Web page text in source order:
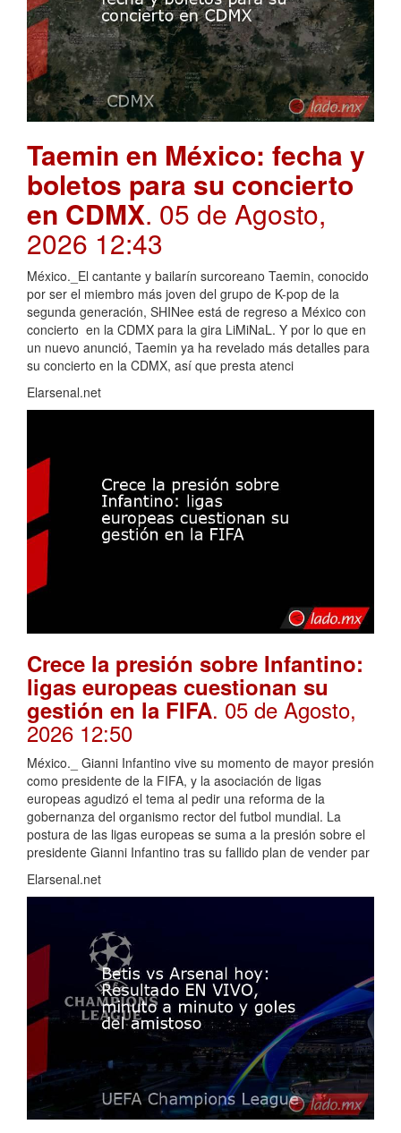
Taemin en México: fecha y
boletos para su concierto
en CDMX. 05 de Agosto,
2026 12:43
México._El cantante y bailarín surcoreano Taemin, conocido
por ser el miembro más joven del grupo de K-pop de la
segunda generación, SHINee está de regreso a México con
concierto en la CDMX para la gira LiMiNaL. Y por lo que en
un nuevo anunció, Taemin ya ha revelado más detalles para
su concierto en la CDMX, así que presta atenci
Elarsenal.net
Crece la presión sobre Infantino:
ligas europeas cuestionan su
gestión en la FIFA. 05 de Agosto,
2026 12:50
México._ Gianni Infantino vive su momento de mayor presión
como presidente de la FIFA, y la asociación de ligas
europeas agudizó el tema al pedir una reforma de la
gobernanza del organismo rector del futbol mundial. La
postura de las ligas europeas se suma a la presión sobre el
presidente Gianni Infantino tras su fallido plan de vender par
Elarsenal.net